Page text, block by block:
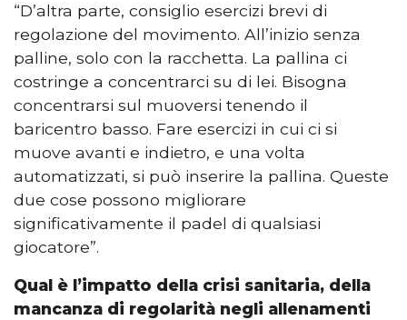
“D’altra parte, consiglio esercizi brevi di
regolazione del movimento. All’inizio senza
palline, solo con la racchetta. La pallina ci
costringe a concentrarci su di lei. Bisogna
concentrarsi sul muoversi tenendo il
baricentro basso. Fare esercizi in cui ci si
muove avanti e indietro, e una volta
automatizzati, si può inserire la pallina. Queste
due cose possono migliorare
significativamente il padel di qualsiasi
giocatore”.
Qual è l’impatto della crisi sanitaria, della
mancanza di regolarità negli allenamenti